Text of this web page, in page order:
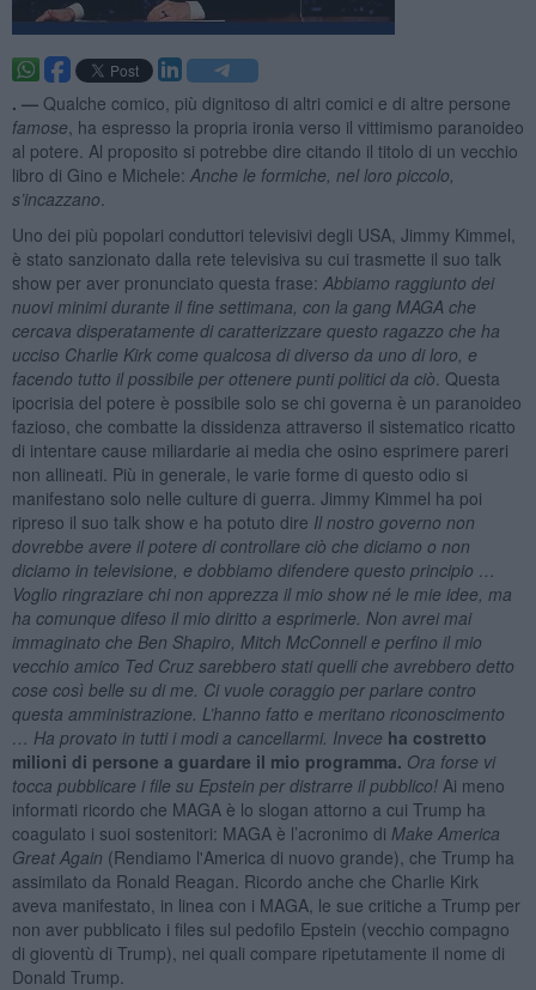
. — Qualche comico, più dignitoso di altri comici e di altre persone
famose , ha espresso la propria ironia verso il vittimismo paranoideo
al potere. Al proposito si potrebbe dire citando il titolo di un vecchio
libro di Gino e Michele: Anche le formiche, nel loro piccolo,
s’incazzano
Uno dei più popolari conduttori televisivi degli USA, Jimmy Kimmel,
è stato sanzionato dalla rete televisiva su cui trasmette il suo talk
show per aver pronunciato questa frase: Abbiamo raggiunto dei
nuovi minimi durante il fine settimana, con la gang MAGA che
cercava disperatamente di caratterizzare questo ragazzo che ha
ucciso Charlie Kirk come qualcosa di diverso da uno di loro, e
facendo tutto il possibile per ottenere punti politici da ciò . Questa
ipocrisia del potere è possibile solo se chi governa è un paranoideo
fazioso, che combatte la dissidenza attraverso il sistematico ricatto
di intentare cause miliardarie ai media che osino esprimere pareri
non allineati. Più in generale, le varie forme di questo odio si
manifestano solo nelle culture di guerra. Jimmy Kimmel ha poi
ripreso il suo talk show e ha potuto dire Il nostro governo non
dovrebbe avere il potere di controllare ciò che diciamo o non
diciamo in televisione, e dobbiamo difendere questo principio …
Voglio ringraziare chi non apprezza il mio show né le mie idee, ma
ha comunque difeso il mio diritto a esprimerle. Non avrei mai
immaginato che Ben Shapiro, Mitch McConnell e perfino il mio
vecchio amico Ted Cruz sarebbero stati quelli che avrebbero detto
cose così belle su di me. Ci vuole coraggio per parlare contro
questa amministrazione. L’hanno fatto e meritano riconoscimento
… Ha provato in tutti i modi a cancellarmi. Invece ha costretto
milioni di persone a guardare il mio programma. Ora forse vi
tocca pubblicare i file su Epstein per distrarre il pubblico! Ai meno
informati ricordo che MAGA è lo slogan attorno a cui Trump ha
coagulato i suoi sostenitori: MAGA è l’acronimo di Make America
Great Again (Rendiamo l'America di nuovo grande), che Trump ha
assimilato da Ronald Reagan. Ricordo anche che Charlie Kirk
aveva manifestato, in linea con i MAGA, le sue critiche a Trump per
non aver pubblicato i files sul pedofilo Epstein (vecchio compagno
di gioventù di Trump), nei quali compare ripetutamente il nome di
Donald Trump.